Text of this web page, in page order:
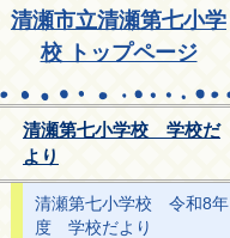
清瀬市立清瀬第七小学
校 トップページ
清瀬第七小学校 学校だ
より
清瀬第七小学校 令和8年
度 学校だより